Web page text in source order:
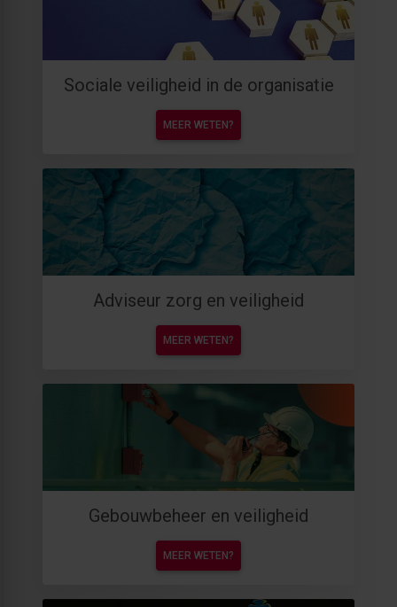
Sociale veiligheid in de organisatie
MEER WETEN?
Adviseur zorg en veiligheid
MEER WETEN?
Gebouwbeheer en veiligheid
MEER WETEN?